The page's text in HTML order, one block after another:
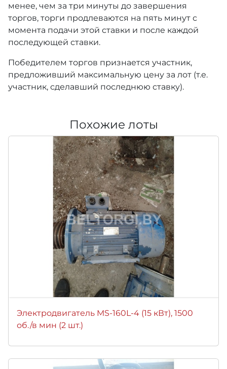
менее, чем за три минуты до завершения
торгов, торги продлеваются на пять минут с
момента подачи этой ставки и после каждой
последующей ставки.
Победителем торгов признается участник,
предложивший максимальную цену за лот (т.е.
участник, сделавший последнюю ставку).
Похожие лоты
Электродвигатель MS-160L-4 (15 кВт), 1500
об./в мин (2 шт.)